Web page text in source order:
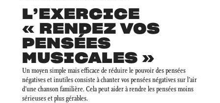
L’EXERCICE
« RENDEZ VOS
PENSÉES
MUSICALES »
Un moyen simple mais efficace de réduire le pouvoir des pensées
négatives et inutiles consiste à chanter vos pensées négatives sur l’air
d’une chanson familière. Cela peut aider à rendre les pensées moins
sérieuses et plus gérables.